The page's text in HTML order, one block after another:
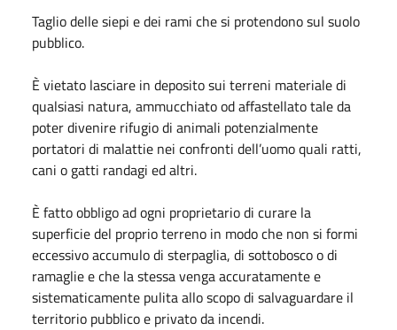
Taglio delle siepi e dei rami che si protendono sul suolo
pubblico.
È vietato lasciare in deposito sui terreni materiale di
qualsiasi natura, ammucchiato od affastellato tale da
poter divenire rifugio di animali potenzialmente
portatori di malattie nei confronti dell’uomo quali ratti,
cani o gatti randagi ed altri.
È fatto obbligo ad ogni proprietario di curare la
superficie del proprio terreno in modo che non si formi
eccessivo accumulo di sterpaglia, di sottobosco o di
ramaglie e che la stessa venga accuratamente e
sistematicamente pulita allo scopo di salvaguardare il
territorio pubblico e privato da incendi.